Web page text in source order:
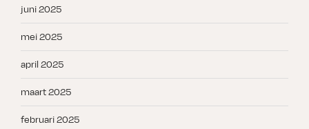
juni 2025
mei 2025
april 2025
maart 2025
februari 2025